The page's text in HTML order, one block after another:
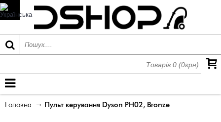
Товарів 0 (0грн)
Головна Пульт керування Dyson PH02, Bronze